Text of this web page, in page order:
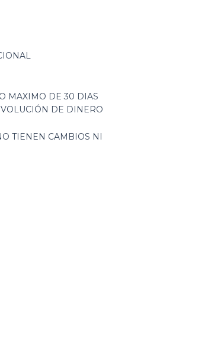
MAXIMO DE 30 DIAS
DE DINERO
TIENEN CAMBIOS NI